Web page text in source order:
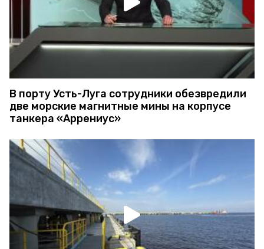
В порту Усть-Луга сотрудники обезвредили
две морские магнитные мины на корпусе
танкера «Аррениус»